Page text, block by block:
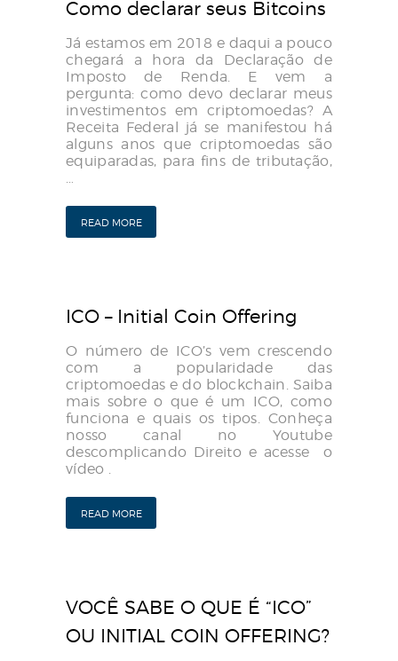
Como declarar seus Bitcoins
Já estamos em 2018 e daqui a pouco
chegará a hora da Declaração de
Imposto de Renda. E vem a
pergunta: como devo declarar meus
investimentos em criptomoedas? A
Receita Federal já se manifestou há
alguns anos que criptomoedas são
equiparadas, para fins de tributação,
…
READ MORE
ICO – Initial Coin Offering
O número de ICO’s vem crescendo
com a popularidade das
criptomoedas e do blockchain. Saiba
mais sobre o que é um ICO, como
funciona e quais os tipos. Conheça
nosso canal no Youtube
descomplicando Direito e acesse o
vídeo .
READ MORE
VOCÊ SABE O QUE É “ICO”
OU INITIAL COIN OFFERING?